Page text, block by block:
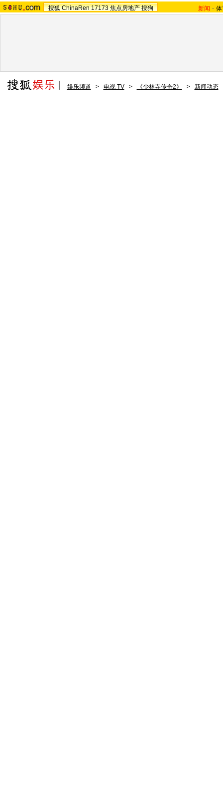
搜狐 ChinaRen 17173 焦点房地产 搜狗 新闻 -
娱乐频道 > 电视 TV > 《少林寺传奇2》 > 新闻动态